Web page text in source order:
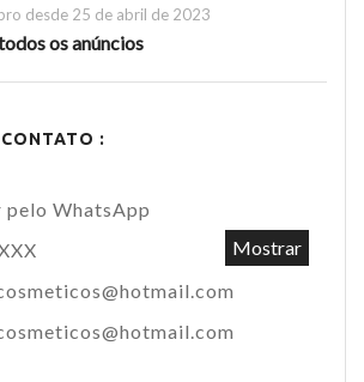
desde 25 de abril de 2023
os anúncios
:
pelo WhatsApp
Mostrar